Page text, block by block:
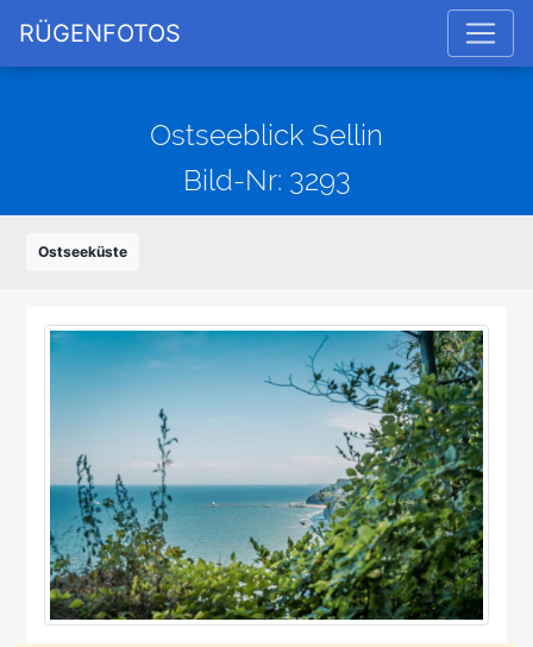
RÜGENFOTOS
Ostseeblick Sellin
Bild-Nr: 3293
Ostseeküste